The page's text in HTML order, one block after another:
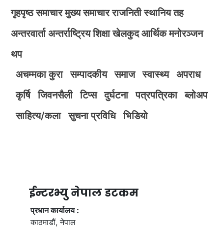
गृहपृष्ठ समाचार मुख्य समाचार राजनिती स्थानिय तह
अन्तरवार्ता अन्तर्राष्ट्रिय शिक्षा खेलकुद आर्थिक मनोरञ्जन
थप
अचम्मका कुरा
सम्पादकीय समाज स्वास्थ्य
अपराध
कृर्षि
जिवनसैली टिप्स दुर्घटना पत्रपत्रिका
ब्लोअप
साहित्य/कला
सुचना प्रविधि भिडियाे
ईन्टरभ्यु नेपाल डटकम
प्रधान कार्यालय :
काठमाडौं, नेपाल